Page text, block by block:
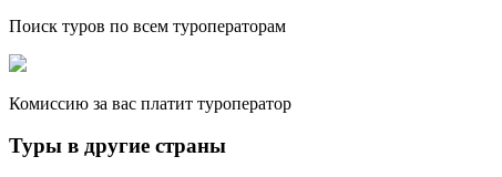
Поиск туров по всем туроператорам
Комиссию за вас платит туроператор
Туры в другие страны